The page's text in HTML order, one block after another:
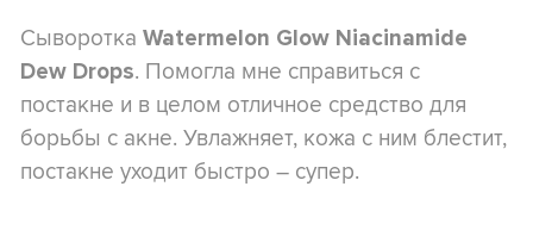
Сыворотка Watermelon Glow Niacinamide
Dew Drops. Помогла мне справиться с
постакне и в целом отличное средство для
борьбы с акне. Увлажняет, кожа с ним блестит,
постакне уходит быстро – супер.